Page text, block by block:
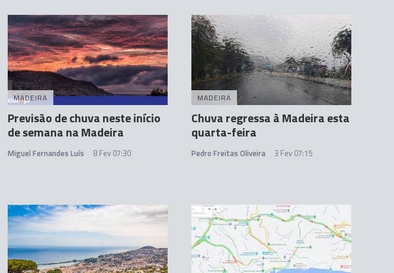
MADEIRA
Previsão de chuva neste início
de semana na Madeira
Miguel Fernandes Luís 8 Fev 07:30
MADEIRA
Chuva regressa à Madeira esta
quarta-feira
Pedro Freitas Oliveira 3 Fev 07:15